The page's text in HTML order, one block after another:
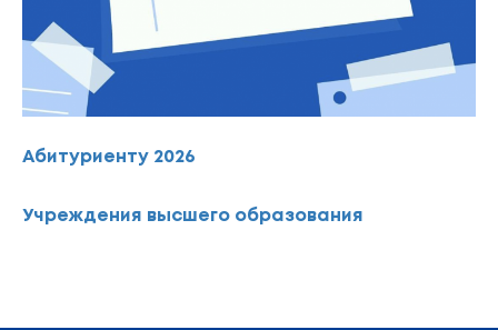
Абитуриенту 2026
Учреждения высшего образования